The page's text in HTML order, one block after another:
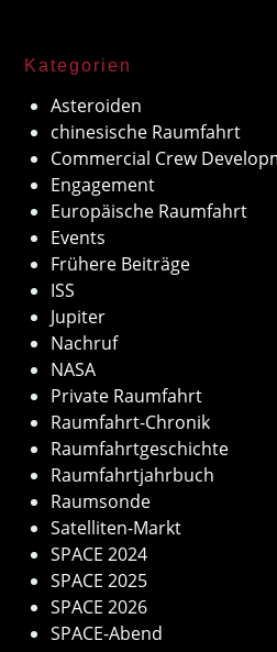
Kategorien
Asteroiden
chinesische Raumfahrt
Commercial Crew
Engagement
Europäische Raumfahrt
Events
Frühere Beiträge
ISS
Jupiter
Nachruf
NASA
Private Raumfahrt
Raumfahrt-Chronik
Raumfahrtgeschichte
Raumfahrtjahrbuch
Raumsonde
Satelliten-Markt
SPACE 2024
SPACE 2025
SPACE 2026
SPACE-Abend